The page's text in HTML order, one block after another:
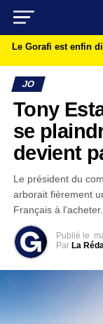
Le Gorafi est enfin
JO
Tony
se
devient
Le président du
arborait fièrement
Français à l’acheter.
Publié le
Par La